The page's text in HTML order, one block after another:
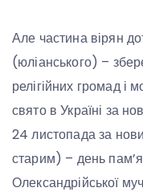
Але частина вірян
(юліанського) –
релігійних громад і
свято в Україні за
24 листопада за
старим) – день
Олександрійської